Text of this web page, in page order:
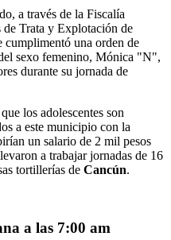
a través de la Fiscalía
Trata y Explotación de
cumplimentó una orden de
sexo femenino, Mónica "N",
durante su jornada de
los adolescentes son
a este municipio con la
un salario de 2 mil pesos
a trabajar jornadas de 16
tortillerías de Cancún.
a las 7:00 am